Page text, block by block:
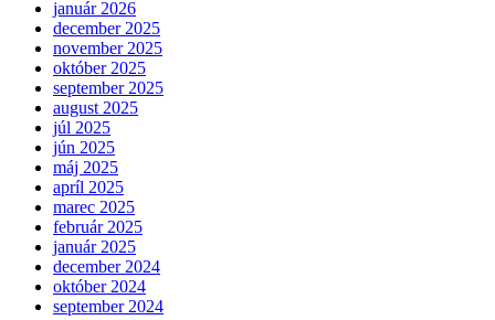
január 2026
december 2025
november 2025
október 2025
september 2025
august 2025
júl 2025
jún 2025
máj 2025
apríl 2025
marec 2025
február 2025
január 2025
december 2024
október 2024
september 2024